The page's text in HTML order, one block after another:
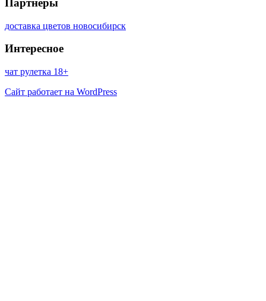
Партнеры
доставка цветов новосибирск
Интересное
чат рулетка 18+
Сайт работает на WordPress